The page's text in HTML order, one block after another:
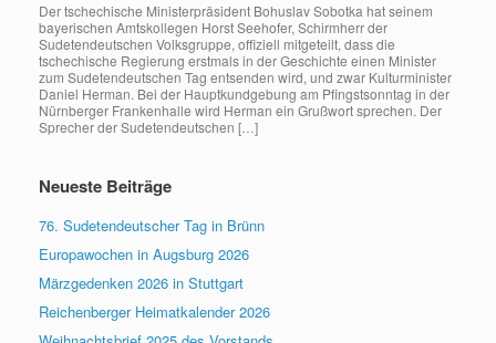
Der tschechische Ministerpräsident Bohuslav Sobotka hat seinem
bayerischen Amtskollegen Horst Seehofer, Schirmherr der
Sudetendeutschen Volksgruppe, offiziell mitgeteilt, dass die
tschechische Regierung erstmals in der Geschichte einen Minister
zum Sudetendeutschen Tag entsenden wird, und zwar Kulturminister
Daniel Herman. Bei der Hauptkundgebung am Pfingstsonntag in der
Nürnberger Frankenhalle wird Herman ein Grußwort sprechen. Der
Sprecher der Sudetendeutschen […]
Neueste Beiträge
76. Sudetendeutscher Tag in Brünn
Europawochen in Augsburg 2026
Märzgedenken 2026 in Stuttgart
Reichenberger Heimatkalender 2026